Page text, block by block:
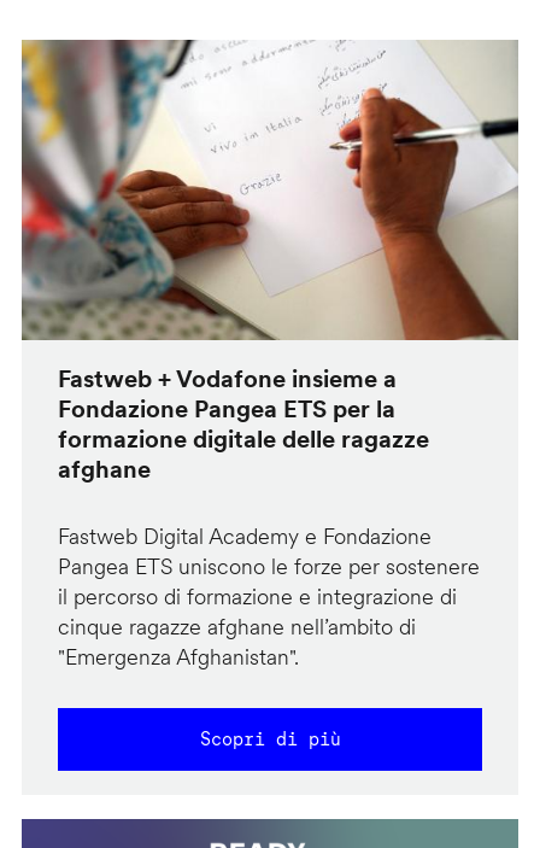
Fastweb + Vodafone insieme a
Fondazione Pangea ETS per la
formazione digitale delle ragazze
afghane
Fastweb Digital Academy e Fondazione
Pangea ETS uniscono le forze per sostenere
il percorso di formazione e integrazione di
cinque ragazze afghane nell’ambito di
"Emergenza Afghanistan".
Scopri di più